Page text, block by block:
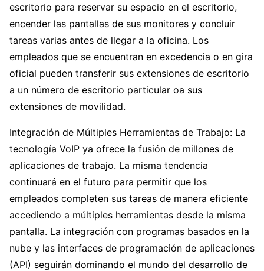
escritorio para reservar su espacio en el escritorio,
encender las pantallas de sus monitores y concluir
tareas varias antes de llegar a la oficina. Los
empleados que se encuentran en excedencia o en gira
oficial pueden transferir sus extensiones de escritorio
a un número de escritorio particular oa sus
extensiones de movilidad.
Integración de Múltiples Herramientas de Trabajo: La
tecnología VoIP ya ofrece la fusión de millones de
aplicaciones de trabajo. La misma tendencia
continuará en el futuro para permitir que los
empleados completen sus tareas de manera eficiente
accediendo a múltiples herramientas desde la misma
pantalla. La integración con programas basados en la
nube y las interfaces de programación de aplicaciones
(API) seguirán dominando el mundo del desarrollo de